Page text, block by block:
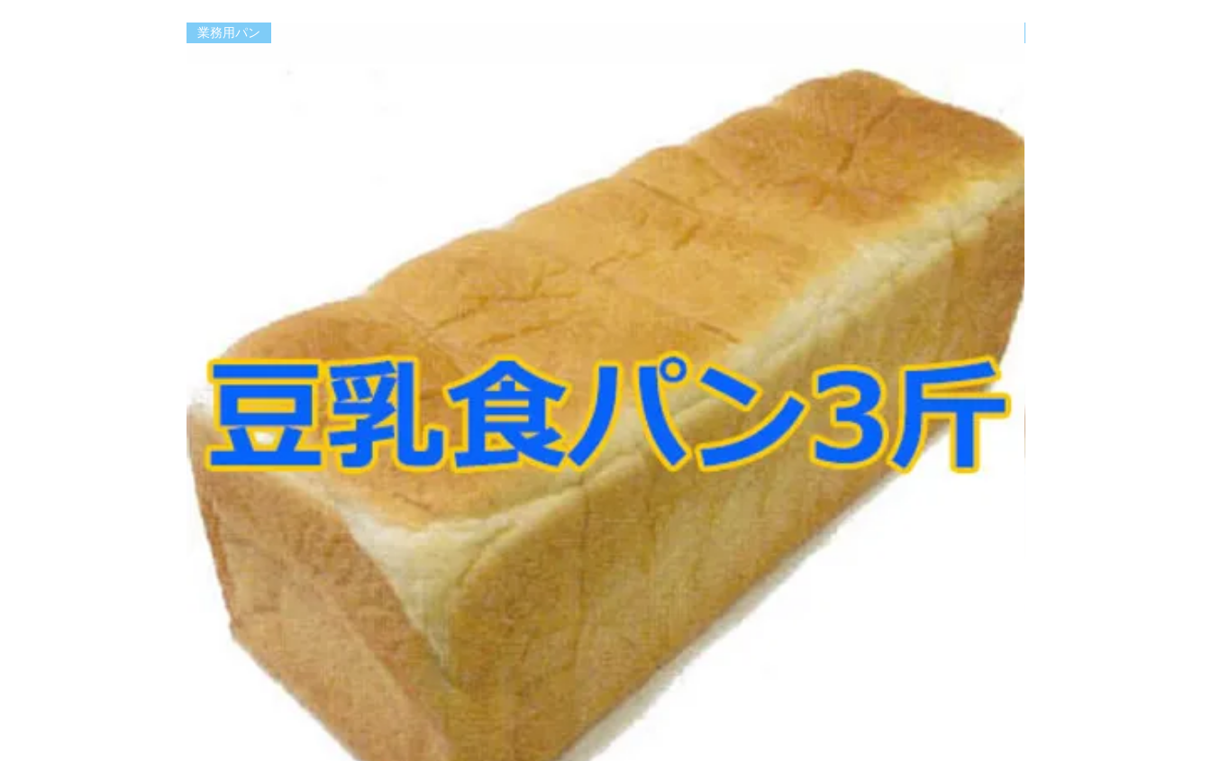
業務用パン